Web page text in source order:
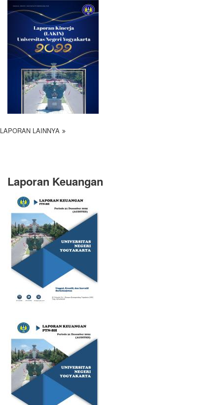
LAPORAN LAINNYA
Laporan Keuangan